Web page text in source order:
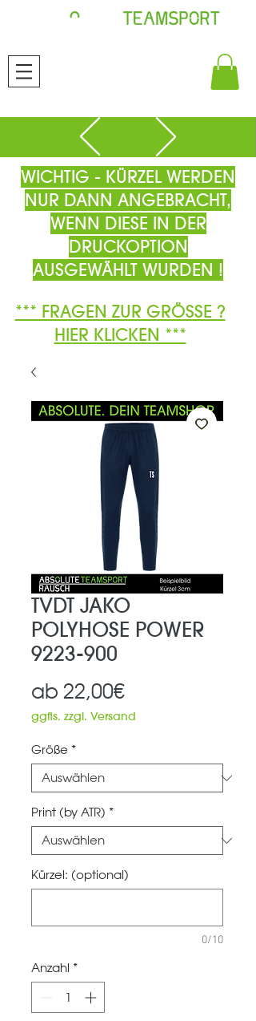
WICHTIG - KÜRZEL WERDEN
NUR DANN ANGEBRACHT,
WENN DIESE IN DER
DRUCKOPTION
AUSGEWÄHLT WURDEN !
*** FRAGEN ZUR GRÖSSE ?
HIER KLICKEN ***
TVDT JAKO
POLYHOSE POWER
9223-900
ab 22,00€Sale-
Preis
ggfls. zzgl. Versand
Größe *
Print (by ATR) *
Kürzel: (optional)
0/10
Anzahl *